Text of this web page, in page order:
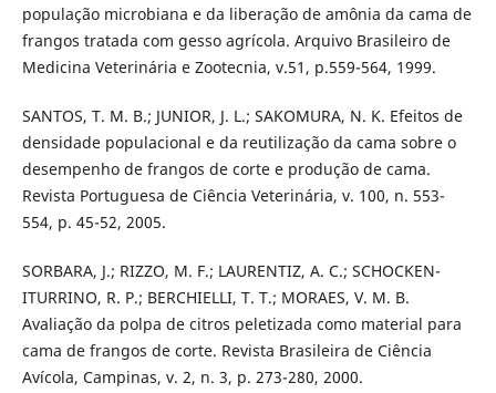
população microbiana e da liberação de amônia da cama de
frangos tratada com gesso agrícola. Arquivo Brasileiro de
Medicina Veterinária e Zootecnia, v.51, p.559-564, 1999.
SANTOS, T. M. B.; JUNIOR, J. L.; SAKOMURA, N. K. Efeitos de
densidade populacional e da reutilização da cama sobre o
desempenho de frangos de corte e produção de cama.
Revista Portuguesa de Ciência Veterinária, v. 100, n. 553-
554, p. 45-52, 2005.
SORBARA, J.; RIZZO, M. F.; LAURENTIZ, A. C.; SCHOCKEN-
ITURRINO, R. P.; BERCHIELLI, T. T.; MORAES, V. M. B.
Avaliação da polpa de citros peletizada como material para
cama de frangos de corte. Revista Brasileira de Ciência
Avícola, Campinas, v. 2, n. 3, p. 273-280, 2000.